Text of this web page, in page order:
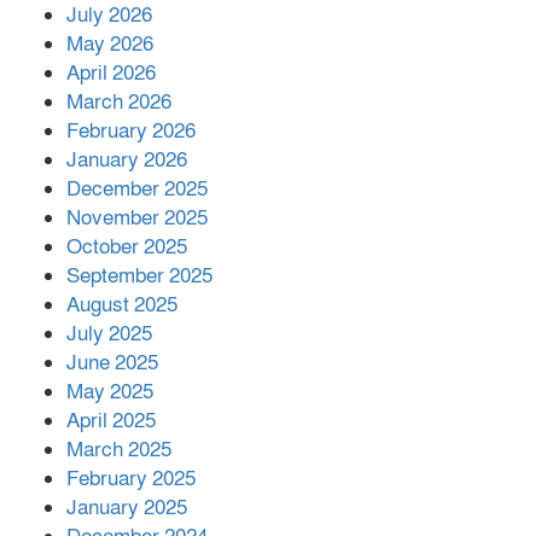
পর ফোন তারেক রহমানের,গ্যাস সঙ্কট
July 2026
May 2026
April 2026
March 2026
February 2026
January 2026
December 2025
November 2025
October 2025
September 2025
August 2025
July 2025
June 2025
May 2025
April 2025
March 2025
February 2025
January 2025